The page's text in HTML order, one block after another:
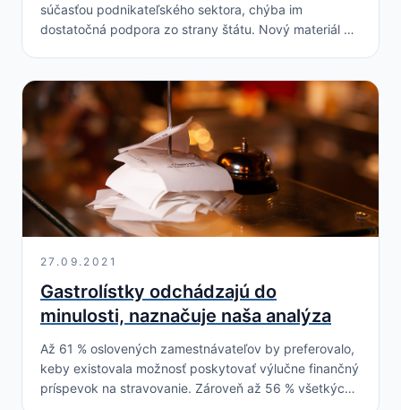
súčasťou podnikateľského sektora, chýba im
dostatočná podpora zo strany štátu. Nový materiál z
27.09.2021
Gastrolístky odchádzajú do
minulosti, naznačuje naša analýza
Až 61 % oslovených zamestnávateľov by preferovalo,
keby existovala možnosť poskytovať výlučne finančný
príspevok na stravovanie. Zároveň až 56 % všetkých